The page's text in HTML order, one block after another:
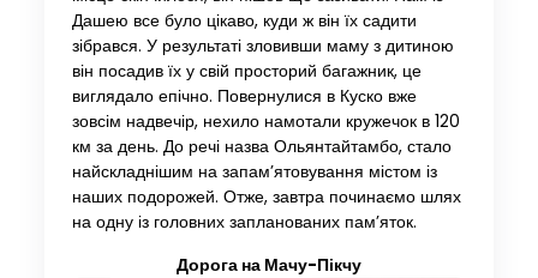
Дашею все було цікаво, куди ж він їх садити
зібрався. У результаті зловивши маму з дитиною
він посадив їх у свій просторий багажник, це
виглядало епічно. Повернулися в Куско вже
зовсім надвечір, нехило намотали кружечок в 120
км за день. До речі назва Ольянтайтамбо, стало
найскладнішим на запам’ятовування містом із
наших подорожей. Отже, завтра починаємо шлях
на одну із головних запланованих пам’яток.
Дорога на Мачу-Пікчу